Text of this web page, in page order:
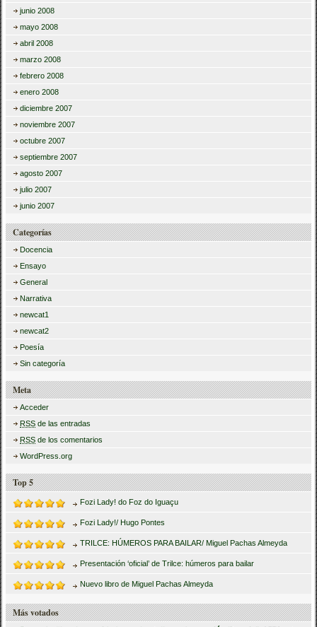
junio 2008
mayo 2008
abril 2008
marzo 2008
febrero 2008
enero 2008
diciembre 2007
noviembre 2007
octubre 2007
septiembre 2007
agosto 2007
julio 2007
junio 2007
Categorías
Docencia
Ensayo
General
Narrativa
newcat1
newcat2
Poesía
Sin categoría
Meta
Acceder
RSS de las entradas
RSS de los comentarios
WordPress.org
Top 5
Fozi Lady! do Foz do Iguaçu
Fozi Lady!/ Hugo Pontes
TRILCE: HÚMEROS PARA BAILAR/ Miguel Pachas Almeyda
Presentación ‘oficial’ de Trilce: húmeros para bailar
Nuevo libro de Miguel Pachas Almeyda
Más votados